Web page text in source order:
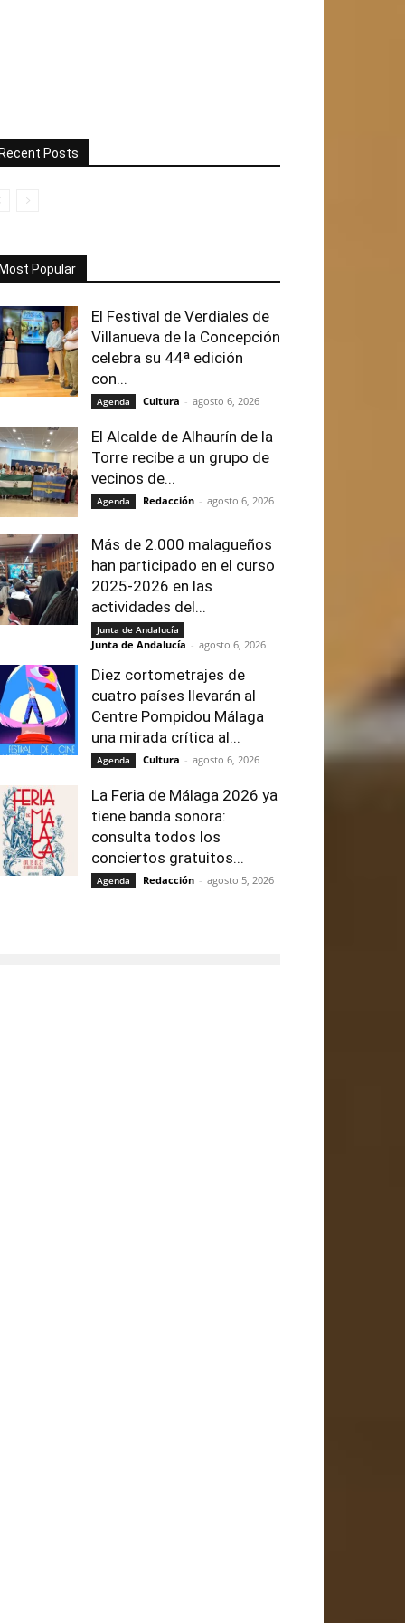
Posts
Popular
El Festival de Verdiales de
Villanueva de la Concepción
celebra su 44ª edición
con...
Agenda Cultura - agosto 6, 2026
El Alcalde de Alhaurín de la
Torre recibe a un grupo de
vecinos de...
Agenda Redacción - agosto 6, 2026
Más de 2.000 malagueños
han participado en el curso
2025-2026 en las
actividades del...
Junta de Andalucía
Junta de Andalucía - agosto 6, 2026
Diez cortometrajes de
cuatro países llevarán al
Centre Pompidou Málaga
una mirada crítica al...
Agenda Cultura - agosto 6, 2026
La Feria de Málaga 2026 ya
tiene banda sonora:
consulta todos los
conciertos gratuitos...
Agenda Redacción - agosto 5, 2026